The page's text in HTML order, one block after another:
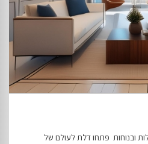
ובנוחות פתחו דלת לעולם של